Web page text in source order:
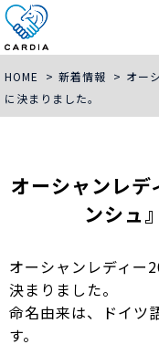
HOME > 新着情報 > オー
に決まりました。
オーシャンレ
ンシュ
オーシャンレディー
決まりました。
命名由来は、ドイツ
す。